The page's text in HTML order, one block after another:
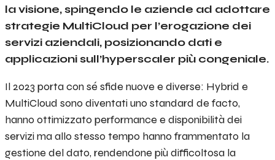
la visione, spingendo le aziende ad adottare
strategie MultiCloud per l’erogazione dei
servizi aziendali, posizionando dati e
applicazioni sull’hyperscaler più congeniale.
Il 2023 porta con sé sfide nuove e diverse: Hybrid e
MultiCloud sono diventati uno standard de facto,
hanno ottimizzato performance e disponibilità dei
servizi ma allo stesso tempo hanno frammentato la
gestione del dato, rendendone più difficoltosa la